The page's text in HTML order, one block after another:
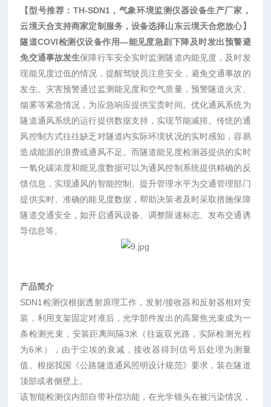
【型号推荐：TH-SDN1 ，气象环境监测仪器设备生产厂家，
云境天合支持商家定制服务，设备选择山东云境天合您放心】
隧道COVI检测仪设备作用—能见度急剧下降及时发出预警避
免交通事故发生保障行车安全实时监测隧道内能见度，及时发
现能见度过低的情况，提醒驾驶员注意安全，避免交通事故的
发生。灾害预警通过监测能见度和空气质量，预警隧道火灾、
烟雾等紧急情况，为应急响应提供宝贵时间。优化通风系统为
隧道通风系统的运行提供数据支持，实现节能减排。传统的通
风控制方式往往缺乏对隧道内实际环境状况的实时感知，容易
造成能源的浪费或通风不足。而隧道能见度检测器提供的实时
一氧化碳浓度和能见度数据可以为通风控制系统提供精确的反
馈信息，实现通风的智能控制。提升管理水平为交通管理部门
提供实时、准确的能见度数据，帮助决策者及时采取措施保障
隧道交通安全，如开启通风设备、调整限速标志、发布交通诱
导信息等。
产品简介
SDN1检测仪根据透射原理工作，发射/接收器和反射器相对安
装，利用支架固定对准后，光学部件发出的高聚焦光束成为一
条检测光束，安装距离间隔3米（往返双光路，实际检测光程
为6米），由于尘埃的衰减，接收器得到信号后处理为测量
值。根据我国《公路隧道通风照明设计规范》要求，装在隧道
顶部或者侧壁上。
该智能检测仪内部自带补偿功能，在光学镜头在被污染情况，